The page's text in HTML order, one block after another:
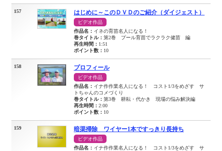
157 はじめに～このＤＶＤのご紹介（ダイジェスト）
ビデオ作品
作品名： イネの育苗名人になる！
巻タイトル： 第2巻 プール育苗でラクラク健苗 編
再生時間： 1:51
ポイント数： 10
158 プロフィール
ビデオ作品
作品名： イナ作作業名人になる！ コスト1/3をめざす サ
トちゃんのコメづくり
巻タイトル： 第3巻 耕耘・代かき 現場の悩み解決編
再生時間： 2:00
ポイント数： 10
159 暗渠掃除 ワイヤー1本ですっきり長持ち
ビデオ作品
作品名： イナ作作業名人になる！ コスト1/3をめざす サ